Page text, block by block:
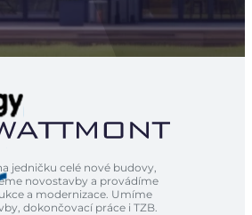
jedničku celé nové budovy,
novostavby a provádíme
a modernizace. Umíme
dokončovací práce i TZB.